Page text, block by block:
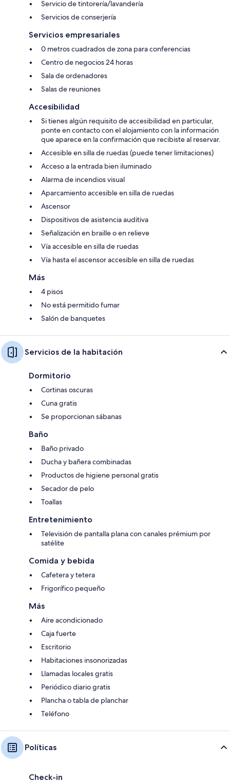
Servicio de tintorería/lavandería
Servicios de conserjería
Servicios empresariales
0 metros cuadrados de zona para conferencias
Centro de negocios 24 horas
Sala de ordenadores
Salas de reuniones
Accesibilidad
Si tienes algún requisito de accesibilidad en particular,
ponte en contacto con el alojamiento con la información
que aparece en la confirmación que recibiste al reservar.
Accesible en silla de ruedas (puede tener limitaciones)
Acceso a la entrada bien iluminado
Alarma de incendios visual
Aparcamiento accesible en silla de ruedas
Ascensor
Dispositivos de asistencia auditiva
Señalización en braille o en relieve
Vía accesible en silla de ruedas
Vía hasta el ascensor accesible en silla de ruedas
Más
4 pisos
No está permitido fumar
Salón de banquetes
Servicios de la habitación
Dormitorio
Cortinas oscuras
Cuna gratis
Se proporcionan sábanas
Baño
Baño privado
Ducha y bañera combinadas
Productos de higiene personal gratis
Secador de pelo
Toallas
Entretenimiento
Televisión de pantalla plana con canales prémium por
satélite
Comida y bebida
Cafetera y tetera
Frigorífico pequeño
Más
Aire acondicionado
Caja fuerte
Escritorio
Habitaciones insonorizadas
Llamadas locales gratis
Periódico diario gratis
Plancha o tabla de planchar
Teléfono
Políticas
Check-in